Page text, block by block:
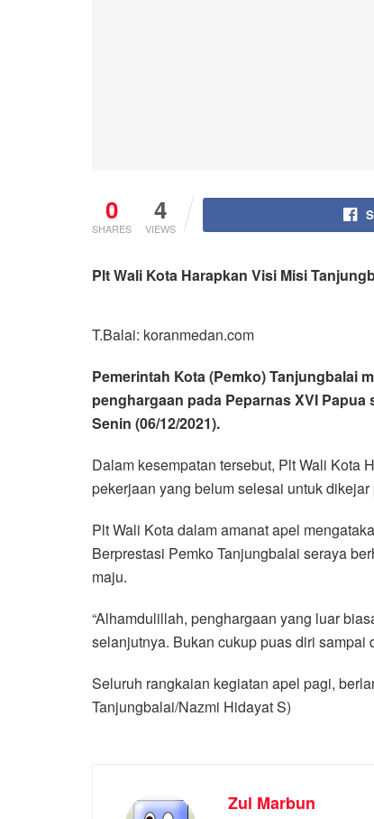
0
SHARES
4
VIEWS
Plt Wali Kota Harapkan Visi Misi
T.Balai: koranmedan.com
Pemerintah Kota (Pemko) Tanjungbalai
penghargaan pada Peparnas XVI
Senin (06/12/2021).
Dalam kesempatan tersebut, Plt Wali Kota
pekerjaan yang belum selesai untuk
Plt Wali Kota dalam amanat apel
Berprestasi Pemko Tanjungbalai seraya
maju.
“Alhamdulillah, penghargaan yang luar
selanjutnya. Bukan cukup puas diri sampai
Seluruh rangkaian kegiatan apel pagi,
Tanjungbalai/Nazmi Hidayat S)
Zul Marbun